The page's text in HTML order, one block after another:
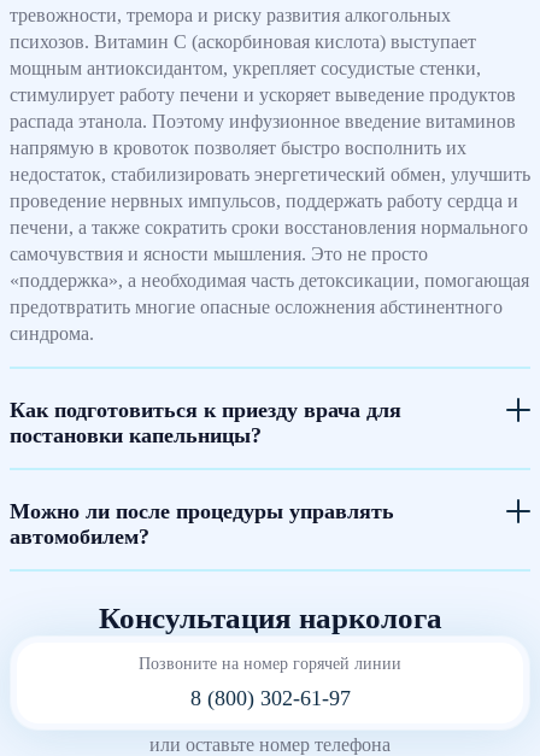
тревожности, тремора и риску развития алкогольных
психозов. Витамин С (аскорбиновая кислота) выступает
мощным антиоксидантом, укрепляет сосудистые стенки,
стимулирует работу печени и ускоряет выведение продуктов
распада этанола. Поэтому инфузионное введение витаминов
напрямую в кровоток позволяет быстро восполнить их
недостаток, стабилизировать энергетический обмен, улучшить
проведение нервных импульсов, поддержать работу сердца и
печени, а также сократить сроки восстановления нормального
самочувствия и ясности мышления. Это не просто
«поддержка», а необходимая часть детоксикации, помогающая
предотвратить многие опасные осложнения абстинентного
синдрома.
Как подготовиться к приезду врача для
постановки капельницы?
Можно ли после процедуры управлять
автомобилем?
Консультация нарколога
Позвоните на номер горячей линии
8 (800) 302-61-97
или оставьте номер телефона